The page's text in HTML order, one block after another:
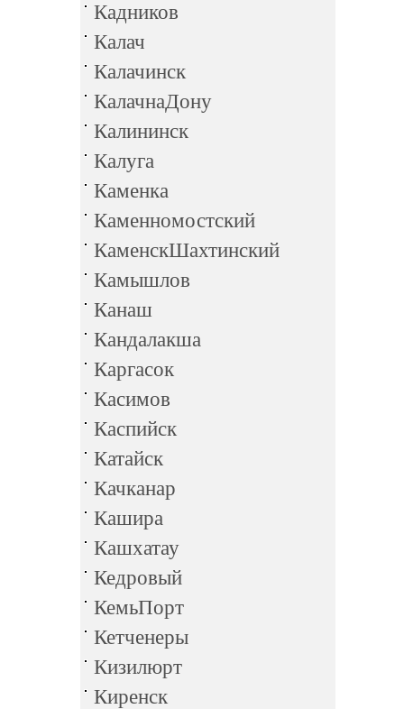
Кадников
Калач
Калачинск
КалачнаДону
Калининск
Калуга
Каменка
Каменномостский
КаменскШахтинский
Камышлов
Канаш
Кандалакша
Каргасок
Касимов
Каспийск
Катайск
Качканар
Кашира
Кашхатау
Кедровый
КемьПорт
Кетченеры
Кизилюрт
Киренск